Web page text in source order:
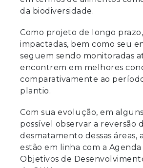
da biodiversidade.
Como projeto de longo prazo,
impactadas, bem como seu
seguem sendo monitoradas
encontrem em melhores
comparativamente ao
plantio.
Com sua evolução, em
possível observar a reversão
desmatamento dessas áreas,
estão em linha com a Agenda
Objetivos de